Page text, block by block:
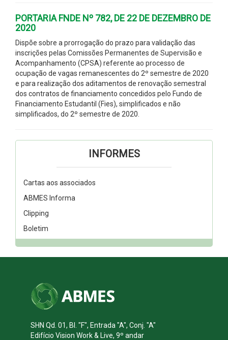
PORTARIA FNDE Nº 782, DE 22 DE DEZEMBRO DE
2020
Dispõe sobre a prorrogação do prazo para validação das
inscrições pelas Comissões Permanentes de Supervisão e
Acompanhamento (CPSA) referente ao processo de
ocupação de vagas remanescentes do 2º semestre de 2020
e para realização dos aditamentos de renovação semestral
dos contratos de financiamento concedidos pelo Fundo de
Financiamento Estudantil (Fies), simplificados e não
simplificados, do 2º semestre de 2020.
INFORMES
Cartas aos associados
ABMES Informa
Clipping
Boletim
SHN Qd. 01, Bl. "F", Entrada "A", Conj. "A"
Edifício Vision Work & Live, 9º andar